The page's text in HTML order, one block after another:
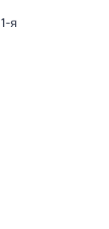
я